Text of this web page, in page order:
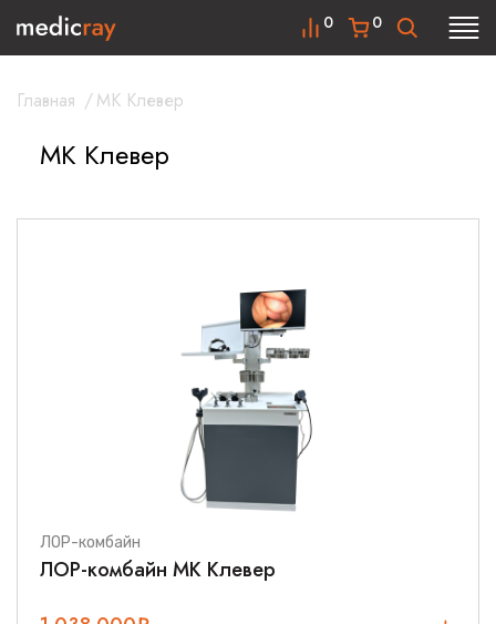
0
0
Главная /МК Клевер
МК Клевер
ЛОР-комбайн
ЛОР-комбайн МК Клевер